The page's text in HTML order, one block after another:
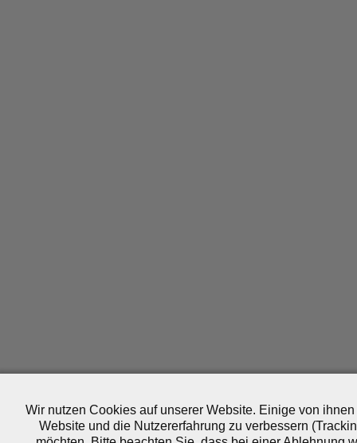
Wir nutzen Cookies auf unserer Website. Einige von
Website und die Nutzererfahrung zu verbessern